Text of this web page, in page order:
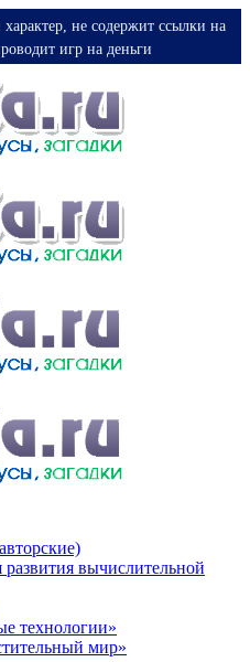
не содержит ссылки на
игр на деньги
вычислительной
технологии»
мир»